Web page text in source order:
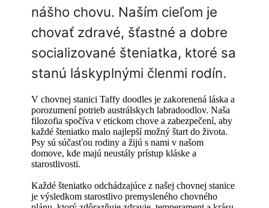
nášho chovu. Naším cieľom je
chovať zdravé, šťastné a dobre
socializované šteniatka, ktoré sa
stanú láskyplnými členmi rodín.
V chovnej stanici Taffy doodles je zakorenená láska a
porozumení potrieb austrálskych labradoodlov. Naša
filozofia spočíva v etickom chove a zabezpečení, aby
každé šteniatko malo najlepší možný štart do života.
Psy sú súčasťou rodiny a žijú s nami v našom
domove, kde majú neustály prístup kláske a
starostlivosti.
Každé šteniatko odchádzajúce z našej chovnej stanice
je výsledkom starostlivo premysleného chovného